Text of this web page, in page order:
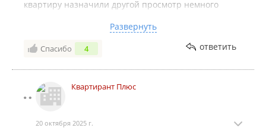
квартиру назначили другой просмотр немного
заинтересованные). Мы легко смогли договорится,
чтобы как только Кристина освободится, приехала
обратно и мы готовы заключать договор.
Впечатления приятные, есть конечно лёгкие
опасения чтобы не оказались мошенники (кто-
нибудь, агенство или собственник), но в целом
очень довольны опытом работы с ними. Надеемся
что такое впечатление и останется, и если когда-то
Развернуть
Спасибо 4 ответить
Квартирант Плюс
20 октября 2025 г.